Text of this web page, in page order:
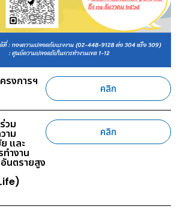
รงการฯ
คลิก
วม
าม
และ
ำงาน
นตรายสูง
คลิก